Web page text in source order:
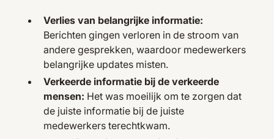
Verlies van belangrijke informatie:
Berichten gingen verloren in de stroom van
andere gesprekken, waardoor medewerkers
belangrijke updates misten.
Verkeerde informatie bij de verkeerde
mensen: Het was moeilijk om te zorgen dat
de juiste informatie bij de juiste
medewerkers terechtkwam.